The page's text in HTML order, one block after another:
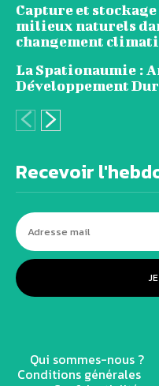
Capture et
milieux naturels
changement
La Spationaumie :
Développement
Recevoir
Qui sommes-nous ?
Conditions générales